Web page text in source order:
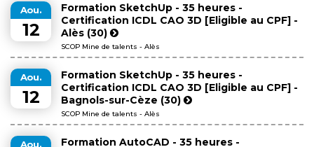
Aou.
12
Formation SketchUp - 35 heures -
Certification ICDL CAO 3D [Eligible au CPF] -
Alès (30)
SCOP Mine de talents - Alès
Aou.
12
Formation SketchUp - 35 heures -
Certification ICDL CAO 3D [Eligible au CPF] -
Bagnols-sur-Cèze (30)
SCOP Mine de talents - Alès
Aou.
Formation AutoCAD - 35 heures -